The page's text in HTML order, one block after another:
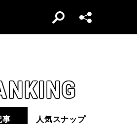
事 人気スナップ